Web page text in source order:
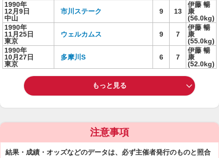
1990年
12月9日
中山
市川ステーク 9 13
伊藤 暢
康
(56.0kg)
1990年
11月25日
東京
ウェルカムス 9 7
伊藤 暢
康
(55.0kg)
1990年
10月27日
東京
多摩川S 6 7
伊藤 暢
康
(52.0kg)
もっと見る
注意事項
結果・成績・オッズなどのデータは、必ず主催者発行のものと照合